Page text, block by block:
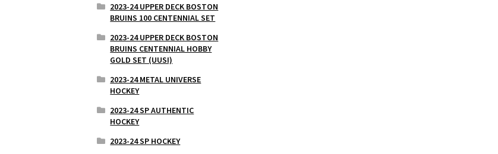
2023-24 UPPER DECK BOSTON
BRUINS 100 CENTENNIAL SET
2023-24 UPPER DECK BOSTON
BRUINS CENTENNIAL HOBBY
GOLD SET (UUSI)
2023-24 METAL UNIVERSE
HOCKEY
2023-24 SP AUTHENTIC
HOCKEY
2023-24 SP HOCKEY